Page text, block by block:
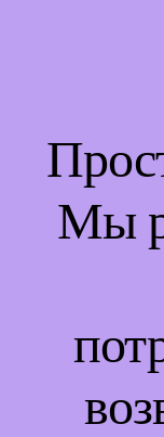
Мы